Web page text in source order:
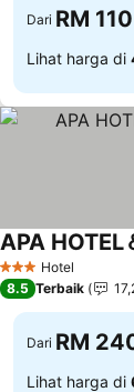
Dari RM 110
Lihat harga di
3 BintangHotel
8.5 Terbaik
Dari RM
Lihat harga di